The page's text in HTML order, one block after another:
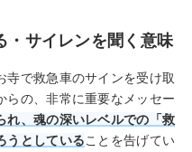
・サイレンを聞く意味
寺で救急車のサインを受け取
らの、非常に重要なメッセー
れ、魂の深いレベルでの「救
うとしていることを告げてい